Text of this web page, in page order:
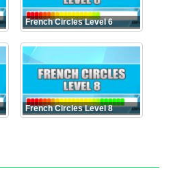
French Circles Level 6
French Circles Level 8